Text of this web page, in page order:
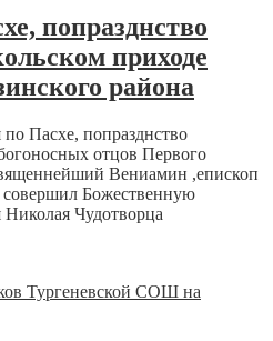
попразднство
приходе
района
Пасхе, попразднство
отцов Первого
Вениамин ,епископ
Божественную
Николая Чудотворца